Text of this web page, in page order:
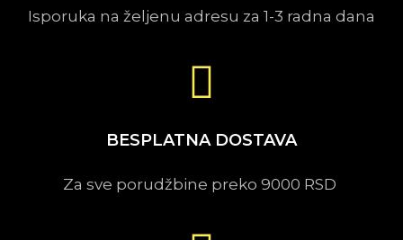
Isporuka na željenu adresu za 1-3 radna dana
BESPLATNA DOSTAVA
Za sve porudžbine preko 9000 RSD